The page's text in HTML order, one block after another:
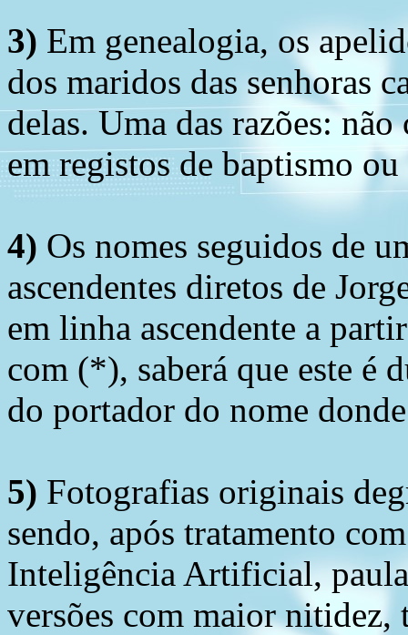
3) Em genealogia, os
dos maridos das senhoras
delas. Uma das razões:
em registos de baptismo
4) Os nomes seguidos de
ascendentes diretos de
em linha ascendente a
com (*), saberá que este é
do portador do nome
5) Fotografias originais
sendo, após tratamento
Inteligência Artificial,
versões com maior nitidez,